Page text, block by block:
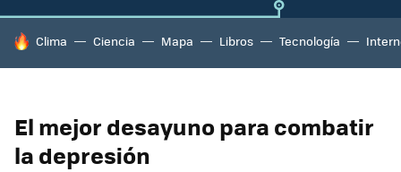
HOY SE HABLA DE
Clima Ciencia Mapa Libros Tecnología
El mejor desayuno para combatir
la depresión